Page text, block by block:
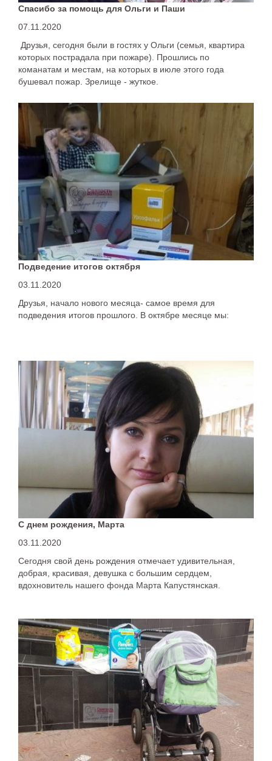
Спасибо за помощь для Ольги и Паши
07.11.2020
Друзья, сегодня были в гостях у Ольги (семья, квартира
которых пострадала при пожаре). Прошлись по
команатам и местам, на которых в июле этого года
бушевал пожар. Зрелище - жуткое.
Подведение итогов октября
03.11.2020
Друзья, начало нового месяца- самое время для
подведения итогов прошлого. В октябре месяце мы:
С днем рождения, Марта
03.11.2020
Сегодня свой день рождения отмечает удивительная,
добрая, красивая, девушка с большим сердцем,
вдохновитель нашего фонда Марта Капустянская.